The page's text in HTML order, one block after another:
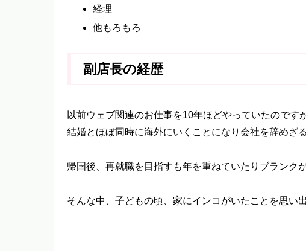
経理
他もろもろ
副店長の経歴
以前ウェブ関連のお仕事を10年ほどやっていたのですが
結婚とほぼ同時に海外にいくことになり会社を辞めざ
帰国後、再就職を目指すも年を重ねていたりブランク
そんな中、子どもの頃、家にインコがいたことを思い